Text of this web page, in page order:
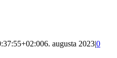
6. augusta 2023|0